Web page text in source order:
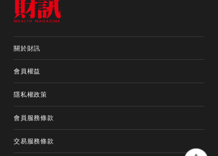
關於財訊
會員權益
隱私權政策
會員服務條款
交易服務條款